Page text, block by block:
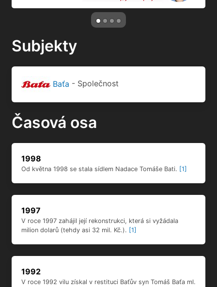
Subjekty
Baťa - Společnost
Časová osa
1998
Od května 1998 se stala sídlem Nadace Tomáše Bati. [1]
1997
V roce 1997 zahájil její rekonstrukci, která si vyžádala
milion dolarů (tehdy asi 32 mil. Kč.). [1]
1992
V roce 1992 vilu získal v restituci Baťův syn Tomáš Baťa ml.